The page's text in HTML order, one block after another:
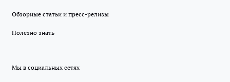
Обзорные статьи и пресс-релизы
Полезно знать
Мы в социальных сетях